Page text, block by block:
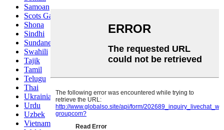
Samoan
Scots Gaelic
Shona
Sindhi
Sundanese
Swahili
Tajik
Tamil
Telugu
Thai
Ukrainian
Urdu
Uzbek
Vietnamese